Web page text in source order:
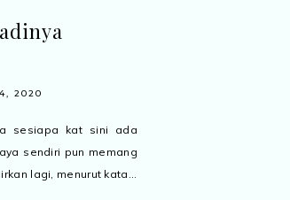
2020
sesiapa kat sini ada
sendiri pun memang
lagi, menurut kata...